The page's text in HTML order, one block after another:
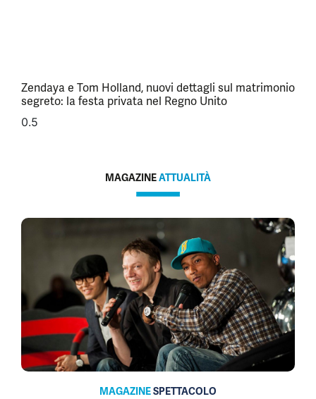
Zendaya e Tom Holland, nuovi dettagli sul matrimonio
segreto: la festa privata nel Regno Unito
MAGAZINEATTUALITÀ
MAGAZINESPETTACOLO